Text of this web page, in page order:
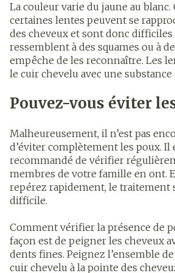
La couleur varie du jaune au blanc.
certaines lentes peuvent se
des cheveux et sont donc difficiles
ressemblent à des squames ou à
empêche de les reconnaître. Les
le cuir chevelu avec une substance
Pouvez-vous éviter
Malheureusement, il n’est pas
d’éviter complètement les poux. Il
recommandé de vérifier
membres de votre famille en ont.
repérez rapidement, le traitement
difficile.
Comment vérifier la présence de
façon est de peigner les cheveux
dents fines. Peignez l’ensemble
cuir chevelu à la pointe des